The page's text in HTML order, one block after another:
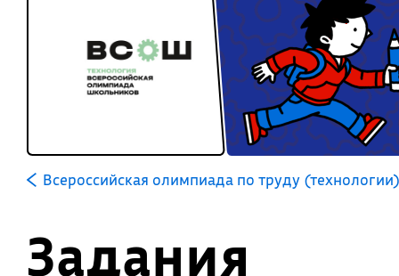
Всероссийская олимпиада по труду (технологии)
Задания